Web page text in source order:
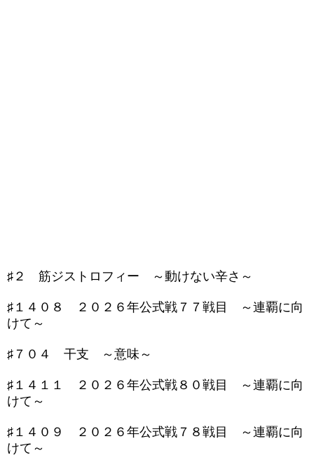
♯２ 筋ジストロフィー ～動けない辛さ～
♯１４０８ ２０２６年公式戦７７戦目 ～連覇に向
けて～
♯７０４ 干支 ～意味～
♯１４１１ ２０２６年公式戦８０戦目 ～連覇に向
けて～
♯１４０９ ２０２６年公式戦７８戦目 ～連覇に向
けて～